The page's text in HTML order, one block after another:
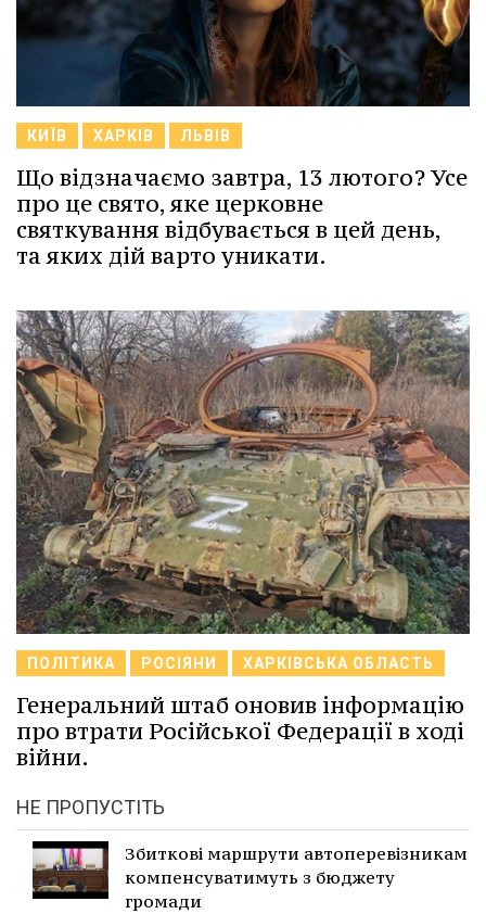
КИЇВ ХАРКІВ ЛЬВІВ
Що відзначаємо завтра, 13 лютого? Усе
про це свято, яке церковне
святкування відбувається в цей день,
та яких дій варто уникати.
ПОЛІТИКА РОСІЯНИ ХАРКІВСЬКА ОБЛАСТЬ
Генеральний штаб оновив інформацію
про втрати Російської Федерації в ході
війни.
НЕ ПРОПУСТІТЬ
Збиткові маршрути автоперевізникам
компенсуватимуть з бюджету
громади